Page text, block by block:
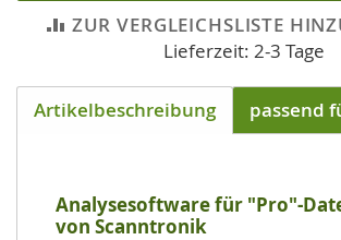
ZUR VERGLEICHSLISTE
Lieferzeit: 2-3 Tage
Artikelbeschreibung passend
Analysesoftware für "Pro"-
von Scanntronik